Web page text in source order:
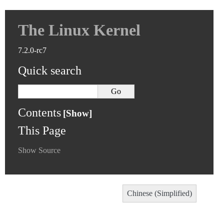
The Linux Kernel
7.2.0-rc7
Quick search
Contents
This Page
Show Source
Chinese (Simplified)